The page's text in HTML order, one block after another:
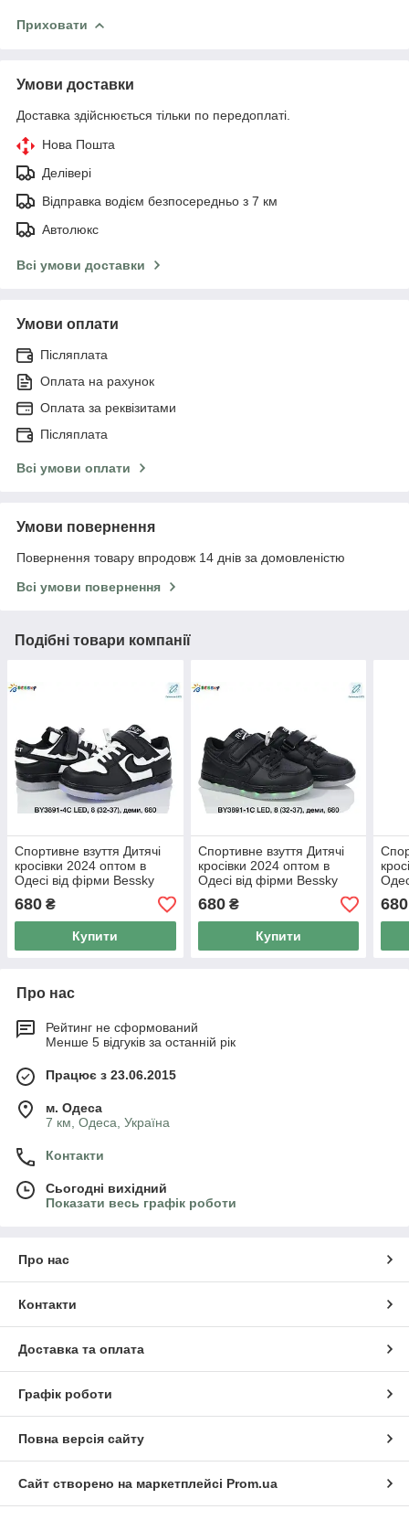
Приховати
Умови доставки
Доставка здійснюється тільки по передоплаті.
Нова Пошта
Делівері
Відправка водієм безпосередньо з 7 км
Автолюкс
Всі умови доставки
Умови оплати
Післяплата
Оплата на рахунок
Оплата за реквізитами
Післяплата
Всі умови оплати
Умови повернення
Повернення товару впродовж 14 днів за домовленістю
Всі умови повернення
Подібні товари компанії
Спортивне взуття Дитячі
кросівки 2024 оптом в
Одесі від фірми Bessky
(32-37)
680 ₴
Купити
Спортивне взуття Дитячі
кросівки 2024 оптом в
Одесі від фірми Bessky
(32-37)
680₴
Купити
(32-
680
Про нас
Рейтинг не сформований
Менше 5 відгуків за останній рік
Працює з 23.06.2015
м. Одеса
7 км, Одеса, Україна
Контакти
Сьогодні вихідний
Показати весь графік роботи
Про нас
Контакти
Доставка та оплата
Графік роботи
Повна версія сайту
Сайт створено на маркетплейсі Prom.ua